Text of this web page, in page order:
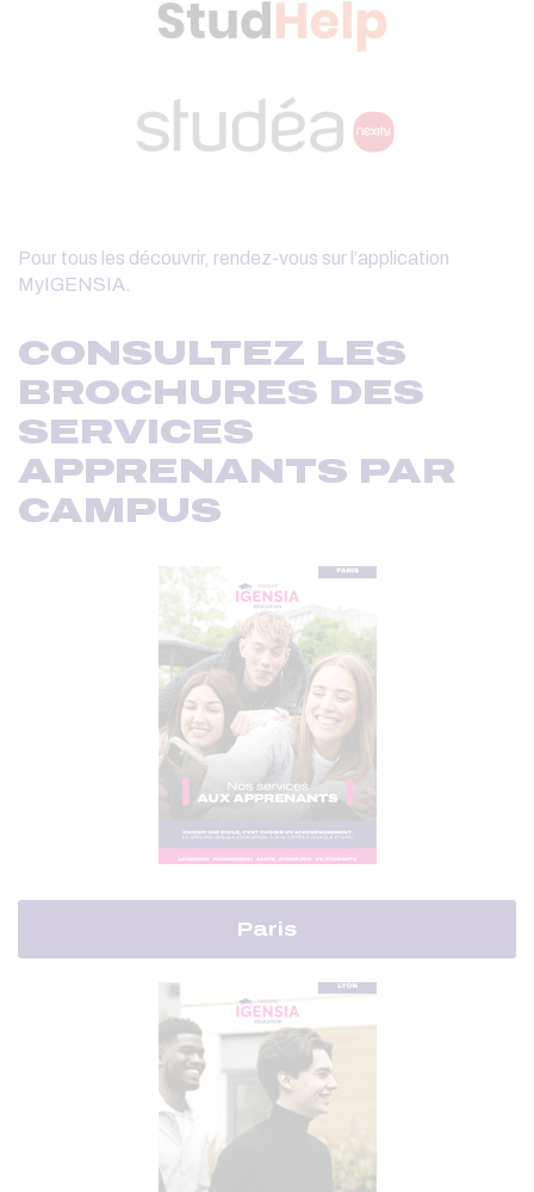
Pour tous les découvrir, rendez-vous sur l’application
MyIGENSIA.
CONSULTEZ LES
BROCHURES DES
SERVICES
APPRENANTS PAR
CAMPUS
Paris